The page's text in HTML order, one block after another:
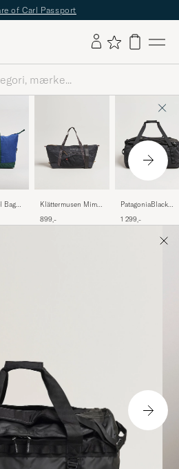
of Carl Passport
Bag
Klättermusen Mimer
899,-
PatagoniaBlack
55LBlack
1 299,-